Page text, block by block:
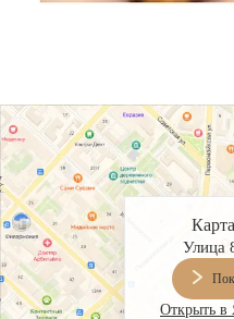
Улица
Открыть в